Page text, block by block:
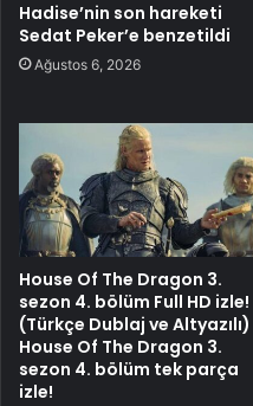
Hadise’nin son hareketi
Sedat Peker’e benzetildi
Ağustos 6, 2026
House Of The Dragon 3.
sezon 4. bölüm Full HD izle!
(Türkçe Dublaj ve Altyazılı)
House Of The Dragon 3.
sezon 4. bölüm tek parça
izle!